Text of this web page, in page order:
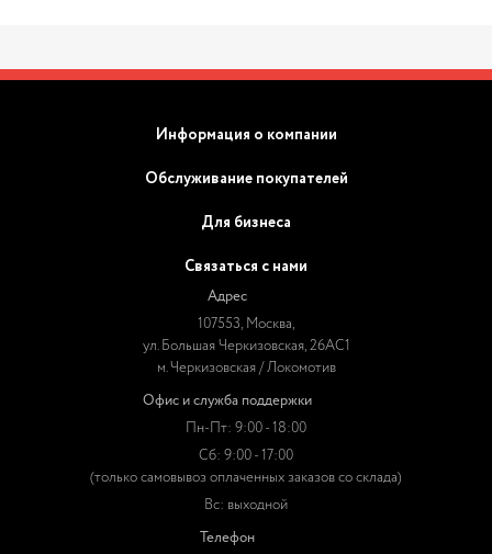
Информация о компании
Обслуживание покупателей
Для бизнеса
Связаться с нами
Адрес
107553, Москва,
ул. Большая Черкизовская, 26АС1
м. Черкизовская / Локомотив
Офис и служба поддержки
Пн-Пт: 9:00 - 18:00
Сб: 9:00 - 17:00
(только самовывоз оплаченных заказов со склада)
Вс: выходной
Телефон